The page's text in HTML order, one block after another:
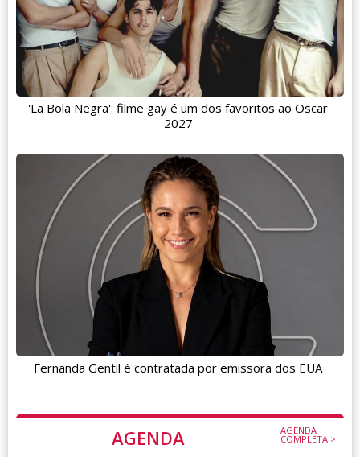
AGENDA AGENDA
COMPLETA >
'La Bola Negra': filme gay é um dos favoritos ao Oscar
2027
Fernanda Gentil é contratada por emissora dos EUA